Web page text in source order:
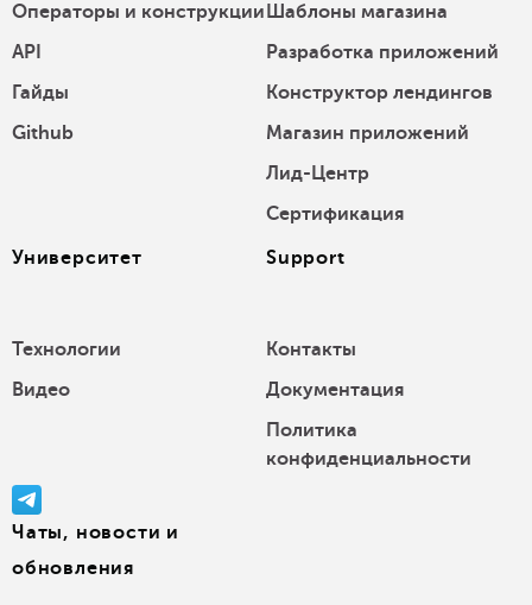
Операторы и конструкции
API
Гайды
Github
Шаблоны магазина
Разработка приложений
Конструктор лендингов
Магазин приложений
Лид-Центр
Сертификация
Университет
Технологии
Видео
Support
Контакты
Документация
Политика
конфиденциальности
Чаты, новости и
обновления